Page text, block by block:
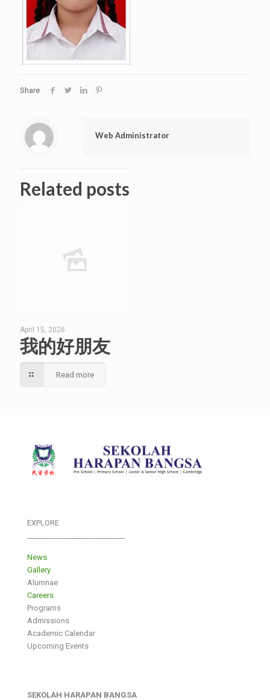
Share
Web Administrator
Related posts
April 15, 2026
我的好朋友
Read more
EXPLORE
News
Gallery
Alumnae
Careers
Programs
Admissions
Academic Calendar
Upcoming Events
SEKOLAH HARAPAN BANGSA